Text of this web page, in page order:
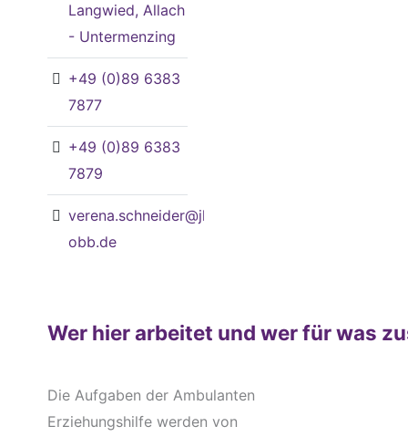
Langwied, Allach
- Untermenzing
+49 (0)89 6383
7877
+49 (0)89 6383
7879
verena.schneider@jh-
obb.de
Wer hier arbeitet und wer für was
Die Aufgaben der Ambulanten
Erziehungshilfe werden von